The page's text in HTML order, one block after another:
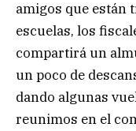
amigos que están
escuelas, los
compartirá un
un poco de
dando algunas
reunimos en el